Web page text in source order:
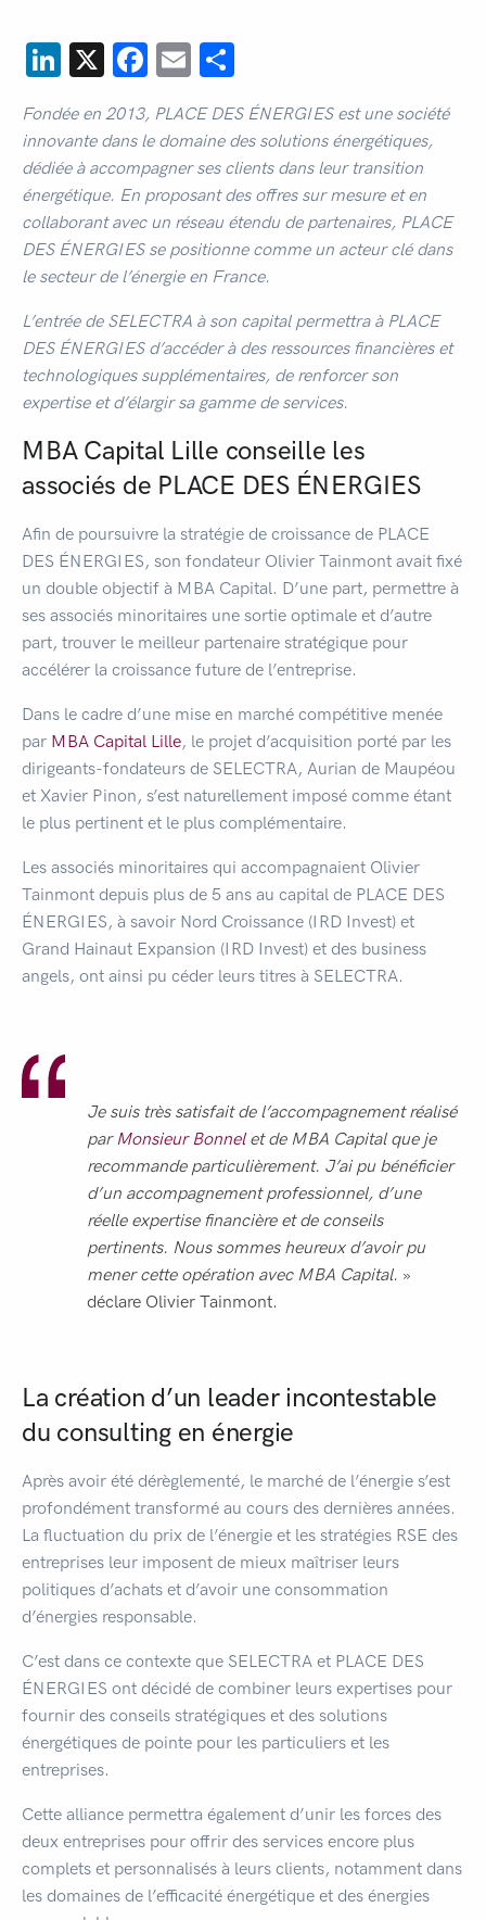
LinkedIn
X Facebook
Email
Fondée en 2013, PLACE DES ÉNERGIES est une société
innovante dans le domaine des solutions énergétiques,
dédiée à accompagner ses clients dans leur transition
énergétique. En proposant des offres sur mesure et en
collaborant avec un réseau étendu de partenaires, PLACE
DES ÉNERGIES se positionne comme un acteur clé dans
le secteur de l’énergie en France.
L’entrée de SELECTRA à son capital permettra à PLACE
DES ÉNERGIES d’accéder à des ressources financières et
technologiques supplémentaires, de renforcer son
expertise et d’élargir sa gamme de services.
MBA Capital Lille conseille les
associés de PLACE DES ÉNERGIES
Afin de poursuivre la stratégie de croissance de PLACE
DES ÉNERGIES, son fondateur Olivier Tainmont avait fixé
un double objectif à MBA Capital. D’une part, permettre à
ses associés minoritaires une sortie optimale et d’autre
part, trouver le meilleur partenaire stratégique pour
accélérer la croissance future de l’entreprise.
Dans le cadre d’une mise en marché compétitive menée
par MBA Capital Lille, le projet d’acquisition porté par les
dirigeants-fondateurs de SELECTRA, Aurian de Maupéou
et Xavier Pinon, s’est naturellement imposé comme étant
le plus pertinent et le plus complémentaire.
Les associés minoritaires qui accompagnaient Olivier
Tainmont depuis plus de 5 ans au capital de PLACE DES
ÉNERGIES, à savoir Nord Croissance (IRD Invest) et
Grand Hainaut Expansion (IRD Invest) et des business
angels, ont ainsi pu céder leurs titres à SELECTRA.
Je suis très satisfait de l’accompagnement réalisé
parMonsieur Bonnel et de MBA Capital que je
recommande particulièrement. J’ai pu bénéficier
d’un accompagnement professionnel, d’une
réelle expertise financière et de conseils
pertinents. Nous sommes heureux d’avoir pu
mener cette opération avec MBA Capital. »
déclare Olivier Tainmont.
La création d’un leader incontestable
du consulting en énergie
Après avoir été dérèglementé, le marché de l’énergie s’est
profondément transformé au cours des dernières années.
La fluctuation du prix de l’énergie et les stratégies RSE des
entreprises leur imposent de mieux maîtriser leurs
politiques d’achats et d’avoir une consommation
d’énergies responsable.
C’est dans ce contexte que SELECTRA et PLACE DES
ÉNERGIES ont décidé de combiner leurs expertises pour
fournir des conseils stratégiques et des solutions
énergétiques de pointe pour les particuliers et les
entreprises.
Cette alliance permettra également d’unir les forces des
deux entreprises pour offrir des services encore plus
complets et personnalisés à leurs clients, notamment dans
les domaines de l’efficacité énergétique et des énergies